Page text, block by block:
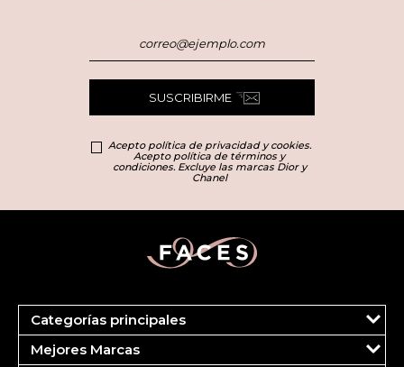
SUSCRIBIRME
Acepto política de privacidad y cookies.
Acepto política de términos y
condiciones. Excluye las marcas Dior y
Chanel
Categorías principales
Marcas
Dior
Mejores Marcas